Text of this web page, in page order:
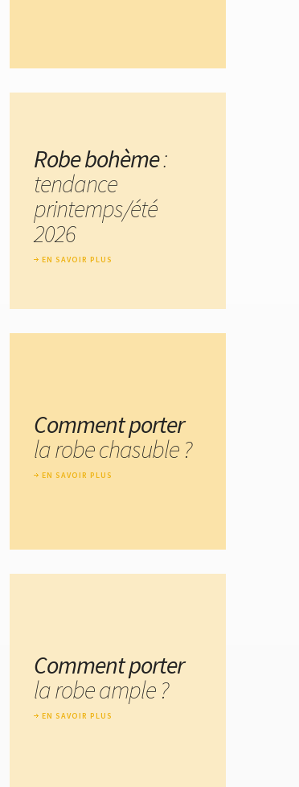
Robe bohème:
tendance
printemps/été
2026
EN SAVOIR PLUS
Comment porter
la robe chasuble ?
EN SAVOIR PLUS
Comment porter
la robe ample ?
EN SAVOIR PLUS